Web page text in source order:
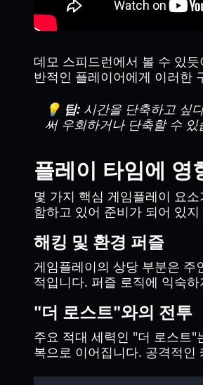
데모 스피드런에서 볼 수 있
반적인 플레이어에게 이러한
💡 팁: 시간을 단축하고 싶
써 우회하거나 단축할 수 있
플레이 타임에 영
몇 가지 핵심 게임플레이 요소
함하고 있어 준비가 되어 있
해킹 및 환경 퍼즐
게임플레이의 상당 부분은 주
적입니다. 퍼즐 로직에 익숙
"더 로스트"와의 전투
주요 적대 세력인 "더 로스트
복으로 이어집니다. 공격적